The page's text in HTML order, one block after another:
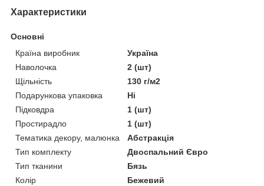
Характеристики
Основні
Країна виробник
Україна
Наволочка
2 (шт)
Щільність
130 г/м2
Подарункова упаковка
Ні
Підковдра
1 (шт)
Простирадло
1 (шт)
Тематика декору, малюнка
Абстракція
Тип комплекту
Двоспальний Євро
Тип тканини
Бязь
Колір
Бежевий